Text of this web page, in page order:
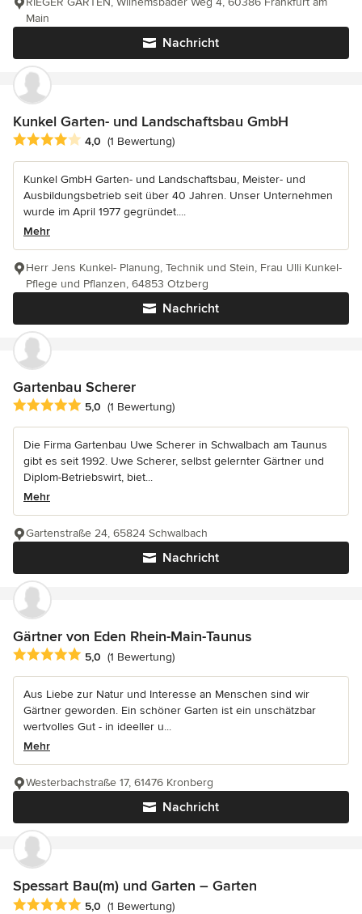
Nachricht
Main
Kunkel Garten- und Landschaftsbau GmbH
Durchschnittliche Bewertung: 4 von 5 Sternen
4,0 (1 Bewertung)
Kunkel GmbH Garten- und Landschaftsbau, Meister- und
Ausbildungsbetrieb seit über 40 Jahren. Unser Unternehmen
wurde im April 1977 gegründet....
Mehr
Nachricht
Herr Jens Kunkel- Planung, Technik und Stein, Frau Ulli Kunkel-
Pflege und Pflanzen, 64853 Otzberg
Gartenbau Scherer
Durchschnittliche Bewertung: 5 von 5 Sternen
5,0 (1 Bewertung)
Die Firma Gartenbau Uwe Scherer in Schwalbach am Taunus
gibt es seit 1992. Uwe Scherer, selbst gelernter Gärtner und
Diplom-Betriebswirt, biet...
Mehr
Nachricht
Gartenstraße 24, 65824 Schwalbach
Gärtner von Eden Rhein-Main-Taunus
Durchschnittliche Bewertung: 5 von 5 Sternen
5,0 (1 Bewertung)
Aus Liebe zur Natur und Interesse an Menschen sind wir
Gärtner geworden. Ein schöner Garten ist ein unschätzbar
wertvolles Gut - in ideeller u...
Mehr
Nachricht
Westerbachstraße 17, 61476 Kronberg
Spessart Bau(m) und Garten – Garten
Durchschnittliche Bewertung: 5 von 5 Sternen
5,0 (1 Bewertung)